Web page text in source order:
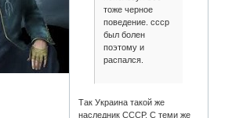
тоже черное
поведение. ссср
был болен
поэтому и
распался.
Так Украина такой же
наследник СССР. С теми же